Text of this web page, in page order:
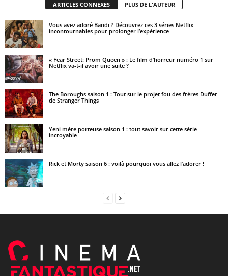
ARTICLES CONNEXES PLUS DE L'AUTEUR
Vous avez adoré Bandi ? Découvrez ces 3 séries Netflix
incontournables pour prolonger l’expérience
« Fear Street: Prom Queen » : Le film d’horreur numéro 1 sur
Netflix va-t-il avoir une suite ?
The Boroughs saison 1 : Tout sur le projet fou des frères Duffer
de Stranger Things
Yeni mère porteuse saison 1 : tout savoir sur cette série
incroyable
Rick et Morty saison 6 : voilà pourquoi vous allez l’adorer !